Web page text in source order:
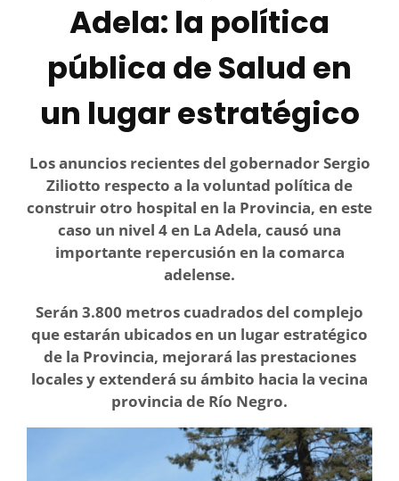
Adela: la política
pública de Salud en
un lugar estratégico
Los anuncios recientes del gobernador Sergio
Ziliotto respecto a la voluntad política de
construir otro hospital en la Provincia, en este
caso un nivel 4 en La Adela, causó una
importante repercusión en la comarca
adelense.
Serán 3.800 metros cuadrados del complejo
que estarán ubicados en un lugar estratégico
de la Provincia, mejorará las prestaciones
locales y extenderá su ámbito hacia la vecina
provincia de Río Negro.